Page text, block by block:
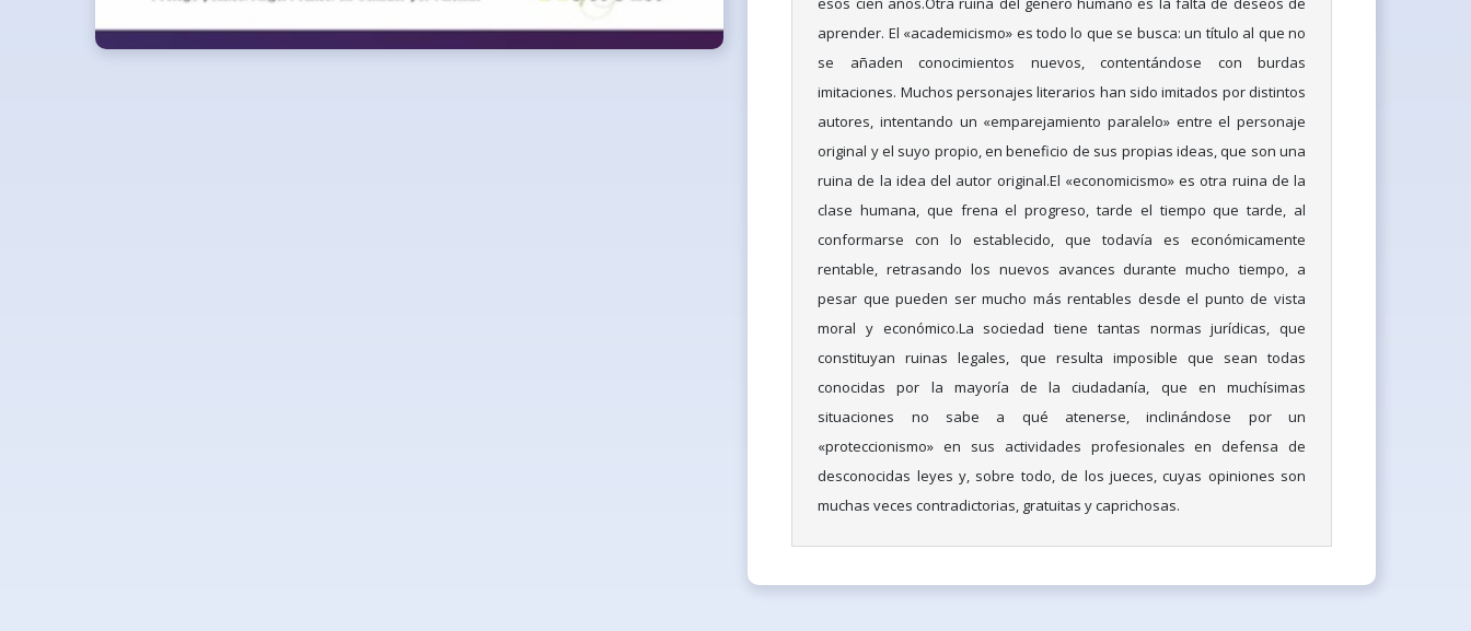
aprender. El «academicismo» es todo lo que se busca: un título al que no
se añaden conocimientos nuevos, contentándose con burdas
imitaciones. Muchos personajes literarios han sido imitados por distintos
autores, intentando un «emparejamiento paralelo» entre el personaje
original y el suyo propio, en beneficio de sus propias ideas, que son una
ruina de la idea del autor original.El «economicismo» es otra ruina de la
clase humana, que frena el progreso, tarde el tiempo que tarde, al
conformarse con lo establecido, que todavía es económicamente
rentable, retrasando los nuevos avances durante mucho tiempo, a
pesar que pueden ser mucho más rentables desde el punto de vista
moral y económico.La sociedad tiene tantas normas jurídicas, que
constituyan ruinas legales, que resulta imposible que sean todas
conocidas por la mayoría de la ciudadanía, que en muchísimas
situaciones no sabe a qué atenerse, inclinándose por un
«proteccionismo» en sus actividades profesionales en defensa de
desconocidas leyes y, sobre todo, de los jueces, cuyas opiniones son
muchas veces contradictorias, gratuitas y caprichosas.